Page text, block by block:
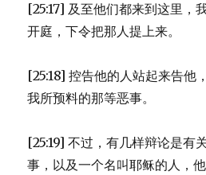
[25:17] 及至他们都来到这里，
开庭，下令把那人提上来。
[25:18] 控告他的人站起来告他
我所预料的那等恶事。
[25:19] 不过，有几样辩论是有
事，以及一个名叫耶稣的人，